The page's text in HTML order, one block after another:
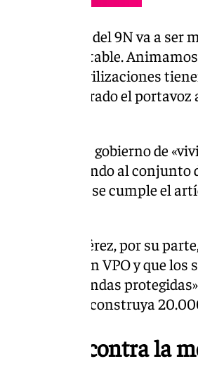
manifestación del 9N va a ser
ciudad habitable.
Las movilizaciones
ha declarado el
al equipo de gobierno de
está golpeando al conjunto
esto exige que se cumple el
Daniel Pérez, por su
importante en VPO y que
50% de viviendas
ambicioso y construya
Málaga, contra la